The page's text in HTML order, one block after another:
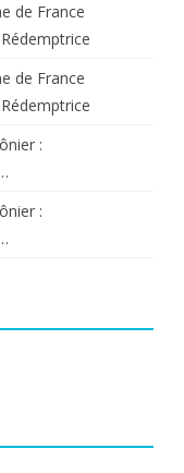
de France
de France
:
: